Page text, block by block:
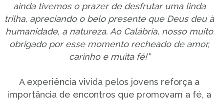
ainda tivemos o prazer de desfrutar uma linda
trilha, apreciando o belo presente que Deus deu à
humanidade, a natureza. Ao Calábria, nosso muito
obrigado por esse momento recheado de amor,
carinho e muita fé!”
A experiência vivida pelos jovens reforça a
importância de encontros que promovam a fé, a